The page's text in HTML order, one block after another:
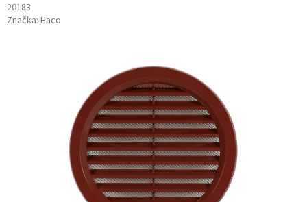
20183
Značka: Haco